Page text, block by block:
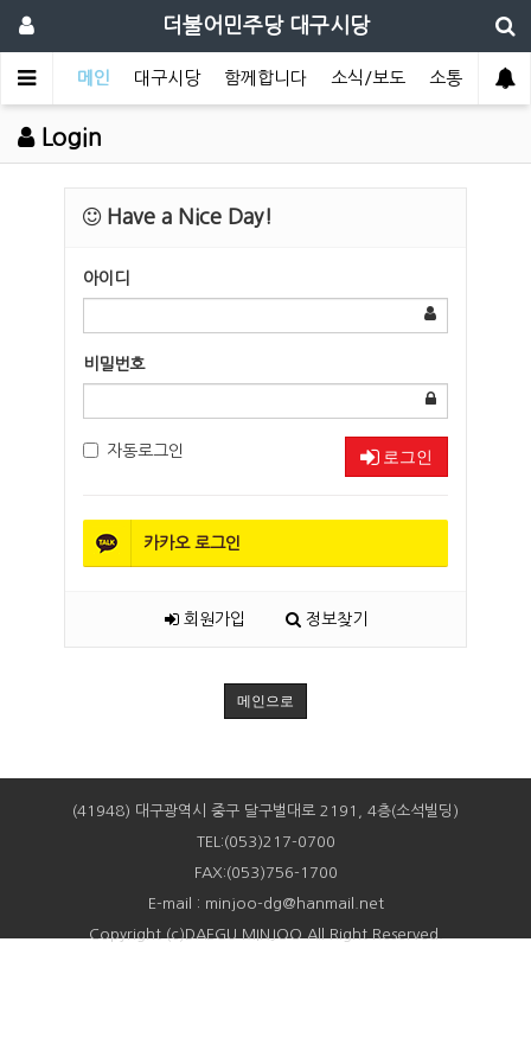
더불어민주당 대구시당
메인 대구시당 함께합니다 소식/보도 소통
Login
Have a Nice Day!
아이디
비밀번호
자동로그인 로그인
카카오로그인
회원가입 정보찾기
메인으로
(41948) 대구광역시 중구 달구벌대로 2191, 4층(소석빌딩)
TEL:(053)217-0700
FAX:(053)756-1700
E-mail : minjoo-dg@hanmail.net
Copyright (c)DAEGU MINJOO All Right Reserved.